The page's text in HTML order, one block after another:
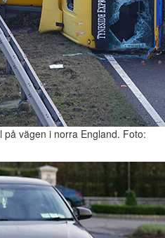
på vägen i norra England. Foto: